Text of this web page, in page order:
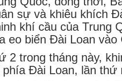
sự và khiêu khích
khí cầu của Trung
eo biển Đài Loan vào
2 trong tháng này,
phía Đài Loan, lần thứ